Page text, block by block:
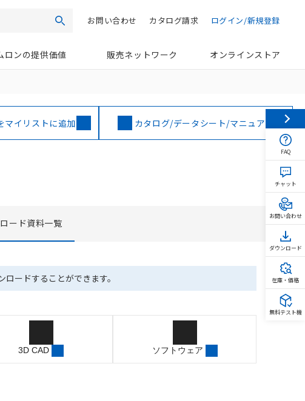
検索 ログイン/新規登録
カタログ請求
お問い合わせ
ロンの提供価値 販売ネットワーク オンラインストア
マイリストに追加 カタログ/データシート/マニュアル
ード資料一覧
ードすることができます。
3D CAD ソフトウェア
FAQ
チャット
お問い合わせ
ダウンロード
在庫・価格
無料テスト機